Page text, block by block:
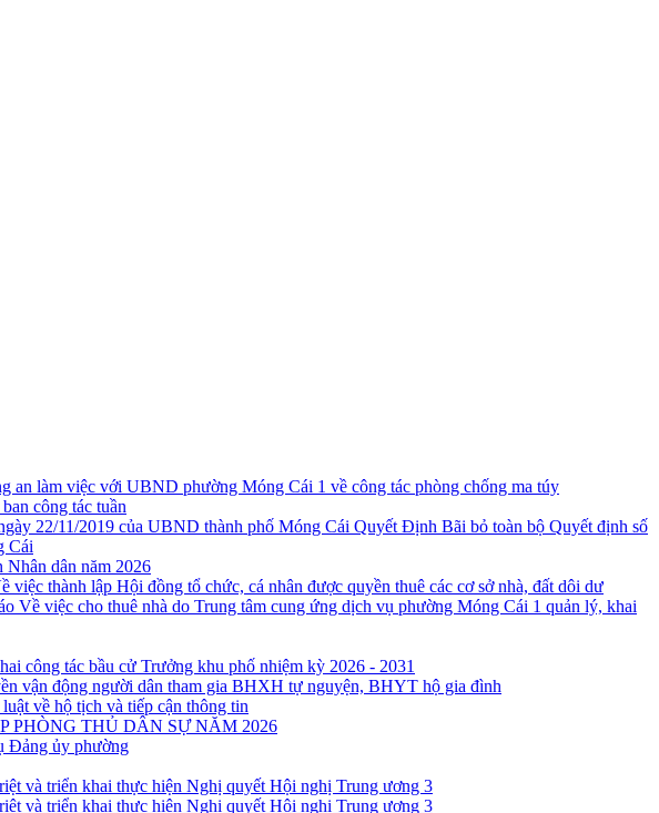
an làm việc với UBND phường Móng Cái 1 về công tác phòng chống ma túy
công tác tuần
Quyết Định Bãi bỏ toàn bộ Quyết định số
Cái
dân năm 2026
việc thành lập Hội đồng tổ chức, cá nhân được quyền thuê các cơ sở nhà, đất dôi dư
Về việc cho thuê nhà do Trung tâm cung ứng dịch vụ phường Móng Cái 1 quản lý, khai
công tác bầu cử Trưởng khu phố nhiệm kỳ 2026 - 2031
vận động người dân tham gia BHXH tự nguyện, BHYT hộ gia đình
về hộ tịch và tiếp cận thông tin
PHÒNG THỦ DÂN SỰ NĂM 2026
Đảng ủy phường
và triển khai thực hiện Nghị quyết Hội nghị Trung ương 3
và triển khai thực hiện Nghị quyết Hội nghị Trung ương 3